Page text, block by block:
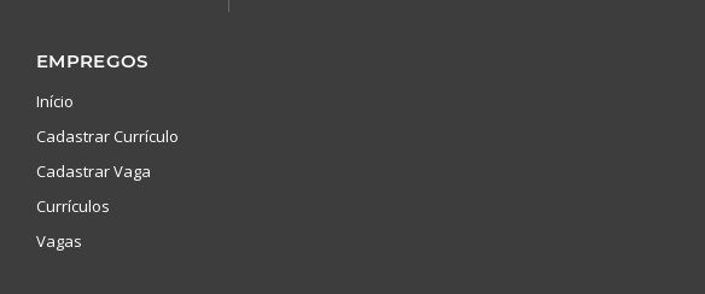
EMPREGOS
Início
Cadastrar Currículo
Cadastrar Vaga
Currículos
Vagas